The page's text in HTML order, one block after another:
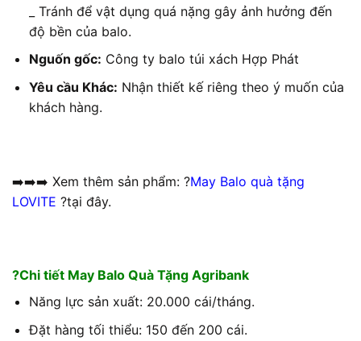
_ Tránh để vật dụng quá nặng gây ảnh hưởng đến
độ bền của balo.
Nguốn gốc: Công ty balo túi xách Hợp Phát
Yêu cầu Khác: Nhận thiết kế riêng theo ý muốn của
khách hàng.
➡️➡️➡️ Xem thêm sản phẩm: ?May Balo quà tặng
LOVITE ?tại đây.
?Chi tiết May Balo Quà Tặng Agribank
Năng lực sản xuất: 20.000 cái/tháng.
Đặt hàng tối thiểu: 150 đến 200 cái.